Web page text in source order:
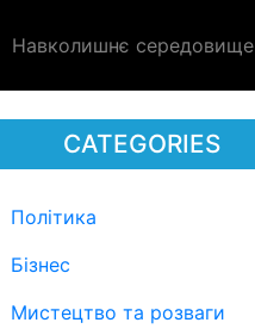
Навколишнє середовище
CATEGORIES
Політика
Бізнес
Мистецтво та розваги